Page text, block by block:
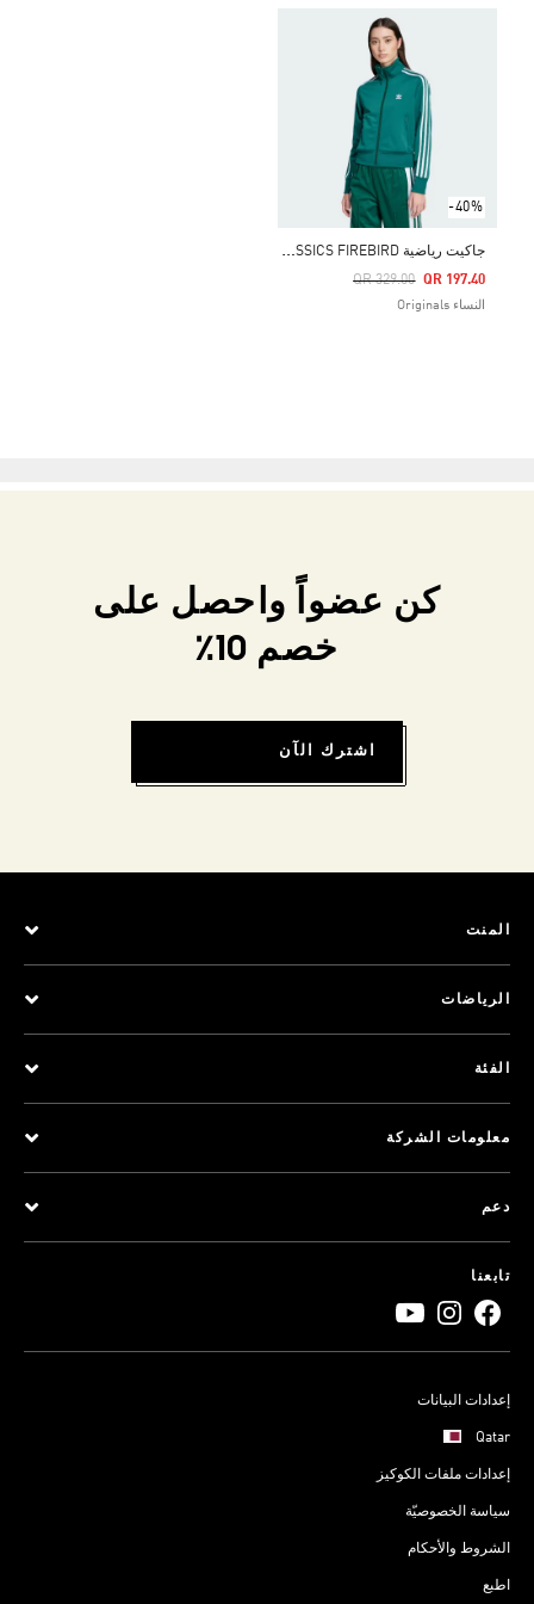
-40%
ج
اكيت رياضية ADICOLOR CLASSICS FIREBIRD
Price Reduced From
QR 329.00
To QR 197.40
النساء Originals
كن عضواً واحصل على
خصم 10٪
اشترك الآن
المنت
الرياضات
الفئة
معلومات الشركة
دعم
تابعنا
إعدادات البيانات
Qatar
إعدادات ملفات الكوكيز
سياسة الخصوصيّة
الشروط والأحكام
اطبع